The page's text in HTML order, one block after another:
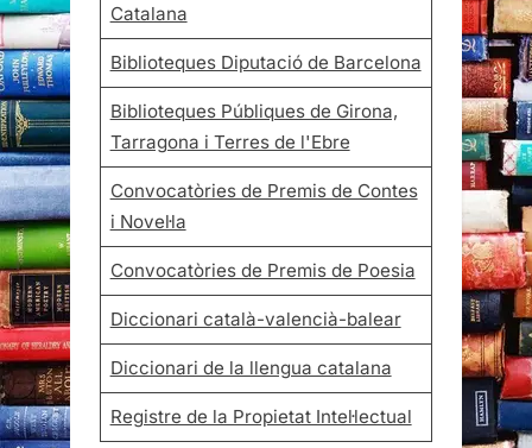
Catalana
Biblioteques Diputació de Barcelona
Biblioteques Públiques de Girona,
Tarragona i Terres de l'Ebre
Convocatòries de Premis de Contes
i Novel·la
Convocatòries de Premis de Poesia
Diccionari català-valencià-balear
Diccionari de la llengua catalana
Registre de la Propietat Intel·lectual